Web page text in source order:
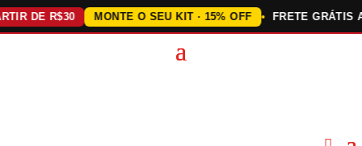
R$30 MONTE O SEU KIT · 15% OFF FRETE GRÁTIS